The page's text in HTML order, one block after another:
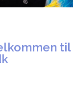
til